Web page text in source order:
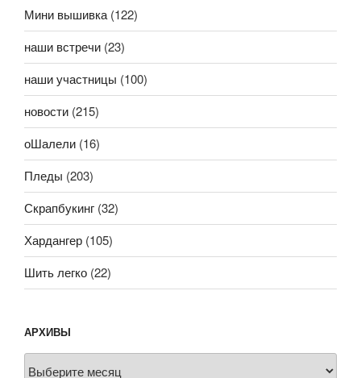
Мини вышивка(122)
наши встречи (23)
наши участницы (100)
новости (215)
оШалели (16)
Пледы (203)
Скрапбукинг (32)
Хардангер (105)
Шить легко (22)
АРХИВЫ